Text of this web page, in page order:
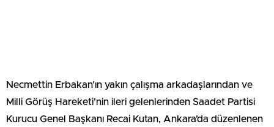
Necmettin Erbakan’ın yakın çalışma arkadaşlarından ve
Milli Görüş Hareketi’nin ileri gelenlerinden Saadet Partisi
Kurucu Genel Başkanı Recai Kutan, Ankara’da düzenlenen